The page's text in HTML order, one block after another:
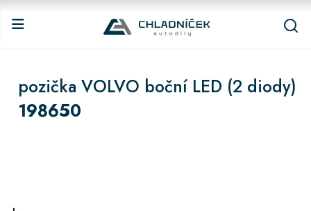
pozička VOLVO boční LED (2 diody)
198650